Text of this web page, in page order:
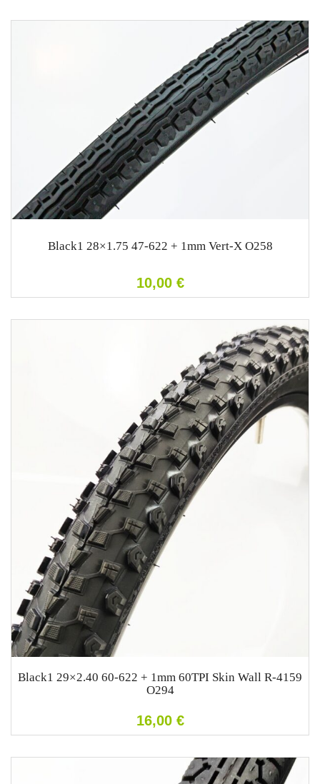
Black1 28×1.75 47-622 + 1mm Vert-X O258
10,00 €
Black1 29×2.40 60-622 + 1mm 60TPI Skin Wall R-4159
O294
16,00 €